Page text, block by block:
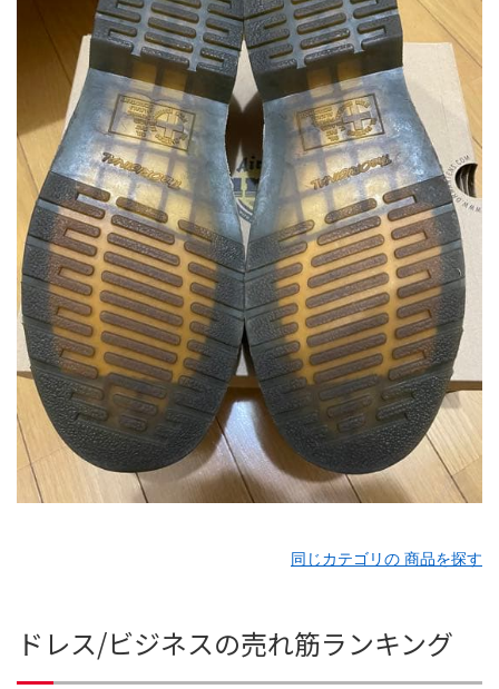
同じカテゴリの 商品を探す
ドレス/ビジネスの売れ筋ランキング